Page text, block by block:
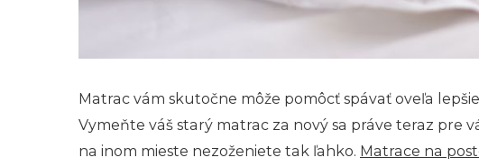
Matrac vám skutočne môže pomôcť spávať oveľa
Vymeňte váš starý matrac za nový sa práve teraz pre
na inom mieste nezoženiete tak ľahko. Matrace na